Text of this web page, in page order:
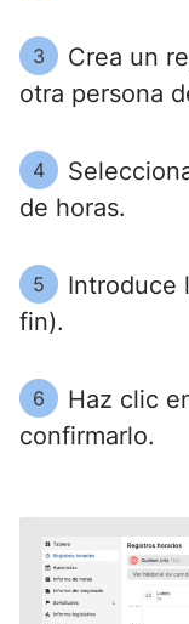
3
Crea un
otra persona
4
de horas.
5
Introduce
fin).
6 Haz clic
confirmarlo.